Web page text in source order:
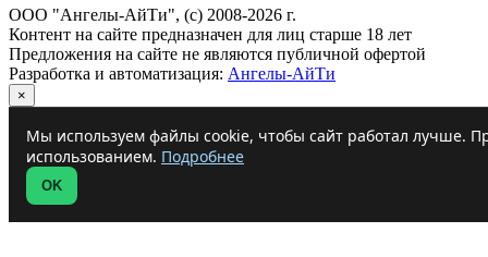
ООО "Ангелы-АйТи", (c) 2008-2026 г.
Контент на сайте предназначен для лиц старше 18 лет
Предложения на сайте не являются публичной офертой
Разработка и автоматизация: Ангелы-АйТи
×
Мы используем файлы cookie, чтобы сайт работал лучше.
использованием. Подробнее
OK